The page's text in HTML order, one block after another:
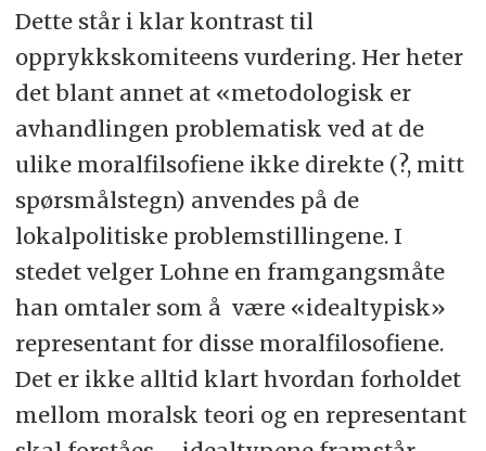
Dette står i klar kontrast til
opprykkskomiteens vurdering. Her heter
det blant annet at «metodologisk er
avhandlingen problematisk ved at de
ulike moralfilsofiene ikke direkte (?, mitt
spørsmålstegn) anvendes på de
lokalpolitiske problemstillingene. I
stedet velger Lohne en framgangsmåte
han omtaler som å være «idealtypisk»
representant for disse moralfilosofiene.
Det er ikke alltid klart hvordan forholdet
mellom moralsk teori og en representant